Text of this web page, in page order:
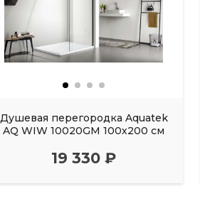
Душевая перегородка Aquatek
AQ WIW 10020GM 100х200 см
19 330 ₽